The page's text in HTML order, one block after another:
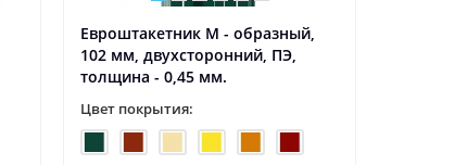
Евроштакетник М - образный,
102 мм, двухсторонний, ПЭ,
толщина - 0,45 мм.
Цвет покрытия: